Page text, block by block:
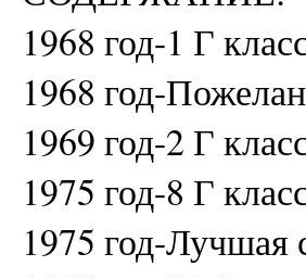
1968 год-1 Г
1968 год-
1969 год-2 Г
1975 год-8 Г
1975 год-Лучшая